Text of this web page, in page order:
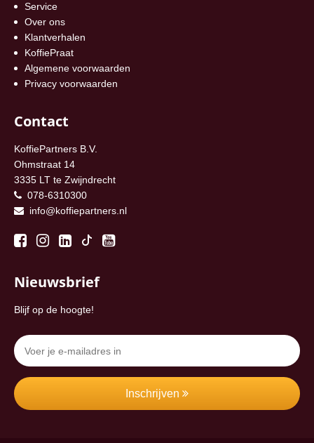
Service
Over ons
Klantverhalen
KoffiePraat
Algemene voorwaarden
Privacy voorwaarden
Contact
KoffiePartners B.V.
Ohmstraat 14
3335 LT te Zwijndrecht
078-6310300
info@koffiepartners.nl
Nieuwsbrief
Blijf op de hoogte!
Inschrijven